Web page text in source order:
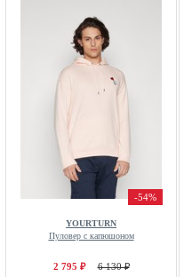
-54%
YOURTURN
Пуловер с капюшоном
2 795 ₽ 6 130 ₽